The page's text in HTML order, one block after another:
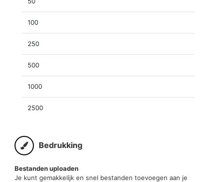
100
250
500
1000
2500
Bedrukking
Bestanden uploaden
Je kunt gemakkelijk en snel bestanden toevoegen aan je